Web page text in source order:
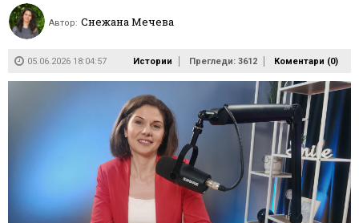
Автор: Снежана Мечева
05.06.2026 18:04:57 Истории Прегледи: 3612 Коментари (0)